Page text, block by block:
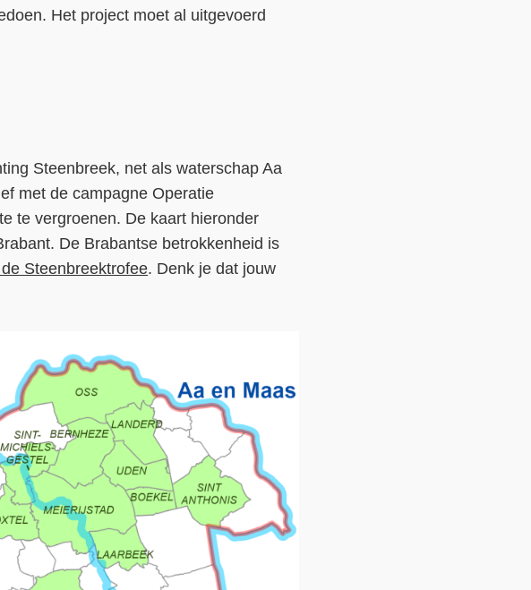
Het project moet al uitgevoerd
Steenbreek, net als waterschap Aa
met de campagne Operatie
te vergroenen. De kaart hieronder
De Brabantse betrokkenheid is
Steenbreektrofee. Denk je dat jouw